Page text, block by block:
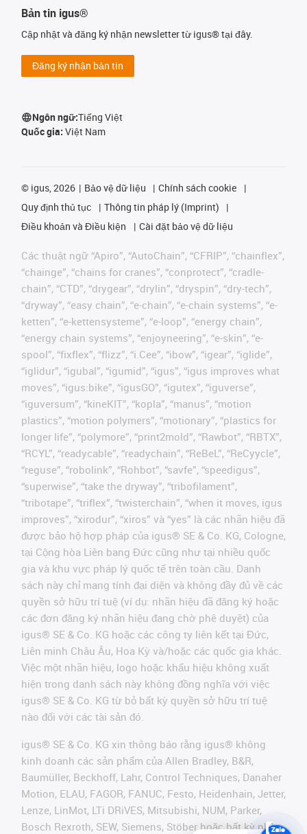
Bản tin igus®
Cập nhật và đăng ký nhận newsletter từ igus® tại đây.
Đăng ký nhận bản tin
Ngôn ngữ:Tiếng Việt
Quốc gia: Việt Nam
© igus, 2026 Bảo vệ dữ liệu
Chính sách cookie
Quy định thủ tục
Thông tin pháp lý (Imprint)
Điều khoản và Điều kiện
Cài đặt bảo vệ dữ liệu
Các thuật ngữ “Apiro”, “AutoChain”, “CFRIP”, “chainflex”,
“chainge”, “chains for cranes”, “conprotect”, “cradle-
chain”, “CTD”, “drygear”, “drylin”, “dryspin”, “dry-tech”,
“dryway”, “easy chain”, “e-chain”, “e-chain systems”, “e-
ketten”, “e-kettensysteme”, “e-loop”, “energy chain”,
“energy chain systems”, “enjoyneering”, “e-skin”, “e-
spool”, “fixflex”, “flizz”, “i.Cee”, “ibow”, “igear”, “iglide”,
“iglidur”, “igubal”, “igumid”, “igus”, “igus improves what
moves”, “igus:bike”, “igusGO”, “igutex”, “iguverse”,
“iguversum”, “kineKIT”, “kopla”, “manus”, “motion
plastics”, “motion polymers”, “motionary”, “plastics for
longer life”, “polymore”, “print2mold”, “Rawbot”, “RBTX”,
“RCYL”, “readycable”, “readychain”, “ReBeL”, “ReCyycle”,
“reguse”, “robolink”, “Rohbot”, “savfe”, “speedigus”,
“superwise”, “take the dryway”, “tribofilament”,
“tribotape”, “triflex”, “twisterchain”, “when it moves, igus
improves”, “xirodur”, “xiros” và “yes” là các nhãn hiệu đã
được bảo hộ hợp pháp của igus® SE & Co. KG, Cologne,
tại Cộng hòa Liên bang Đức cũng như tại nhiều quốc
gia và khu vực pháp lý quốc tế trên toàn cầu. Danh
sách này chỉ mang tính đại diện và không đầy đủ về các
quyền sở hữu trí tuệ (ví dụ: nhãn hiệu đã đăng ký hoặc
các đơn đăng ký nhãn hiệu đang chờ phê duyệt) của
igus® SE & Co. KG hoặc các công ty liên kết tại Đức,
Liên minh Châu Âu, Hoa Kỳ và/hoặc các quốc gia khác.
Việc một nhãn hiệu, logo hoặc khẩu hiệu không xuất
hiện trong danh sách này không đồng nghĩa với việc
igus® SE & Co. KG từ bỏ bất kỳ quyền sở hữu trí tuệ
nào đối với các tài sản đó.
igus® SE & Co. KG xin thông báo rằng igus® không
kinh doanh các sản phẩm của Allen Bradley, B&R,
Baumüller, Beckhoff, Lahr, Control Techniques, Danaher
Motion, ELAU, FAGOR, FANUC, Festo, Heidenhain, Jetter,
Lenze, LinMot, LTi DRiVES, Mitsubishi, NUM, Parker,
Bosch Rexroth, SEW, Siemens, Stöber hoặc bất kỳ nhà